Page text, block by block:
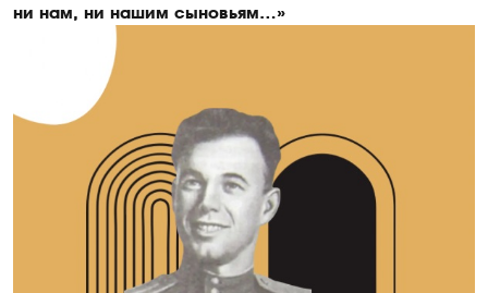
ни нам, ни нашим сыновьям…»